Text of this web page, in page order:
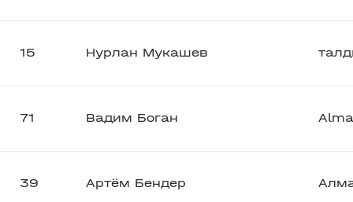
15 Нурлан Мукашев
71 Вадим Боган
39 Артём Бендер